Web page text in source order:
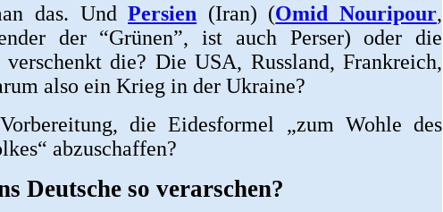
das. UndPersien (Iran) (Omid Nouripour,
der “Grünen”, ist auch Perser) oder die
die? Die USA, Russland, Frankreich,
also ein Krieg in der Ukraine?
die Eidesformel „zum Wohle des
abzuschaffen?
Deutsche so verarschen?